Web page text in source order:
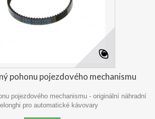
pohonu pojezdového mechanismu
pojezdového mechanismu - originální náhradní
pro automatické kávovary